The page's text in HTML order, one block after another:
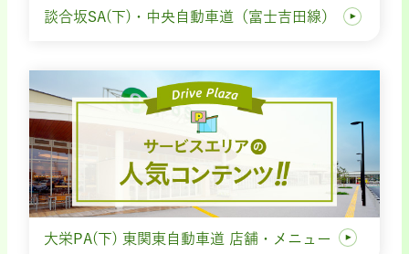
談合坂SA(下)・中央自動車道（富士吉田線）
大栄PA(下) 東関東自動車道 店舗・メニュー